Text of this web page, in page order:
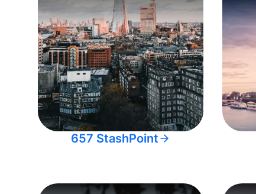
657 StashPoint